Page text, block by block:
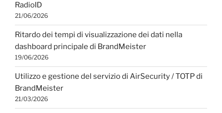
RadioID
21/06/2026
Ritardo dei tempi di visualizzazione dei dati nella
dashboard principale di BrandMeister
19/06/2026
Utilizzo e gestione del servizio di AirSecurity / TOTP di
BrandMeister
21/03/2026